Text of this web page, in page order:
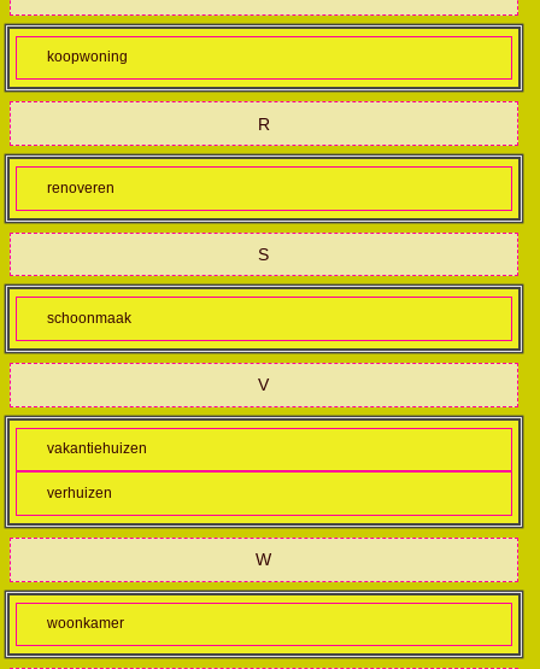
koopwoning
R
renoveren
S
schoonmaak
V
vakantiehuizen
verhuizen
W
woonkamer